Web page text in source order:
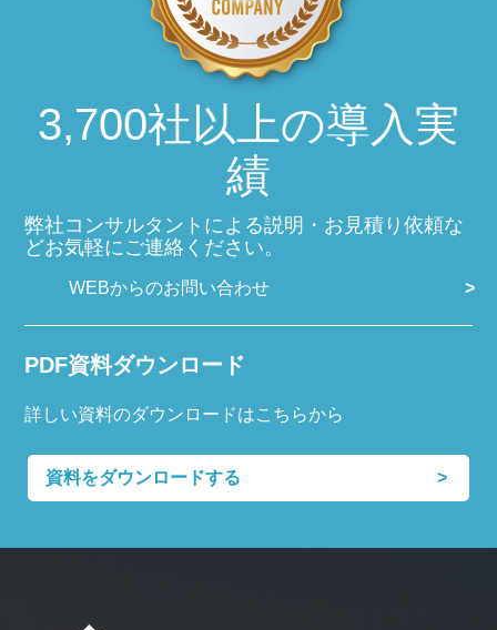
3,700社以上の導入実
績
弊社コンサルタントによる説明・お見積り依頼な
どお気軽にご連絡ください。
WEBからのお問い合わせ
PDF資料ダウンロード
詳しい資料のダウンロードはこちらから
資料をダウンロードする